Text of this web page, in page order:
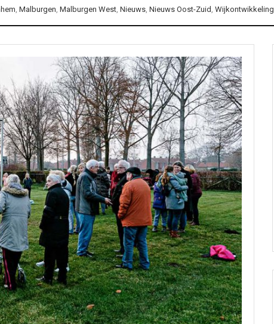
, Malburgen, Malburgen West, Nieuws, Nieuws Oost-Zuid , Wijkontwikkeling